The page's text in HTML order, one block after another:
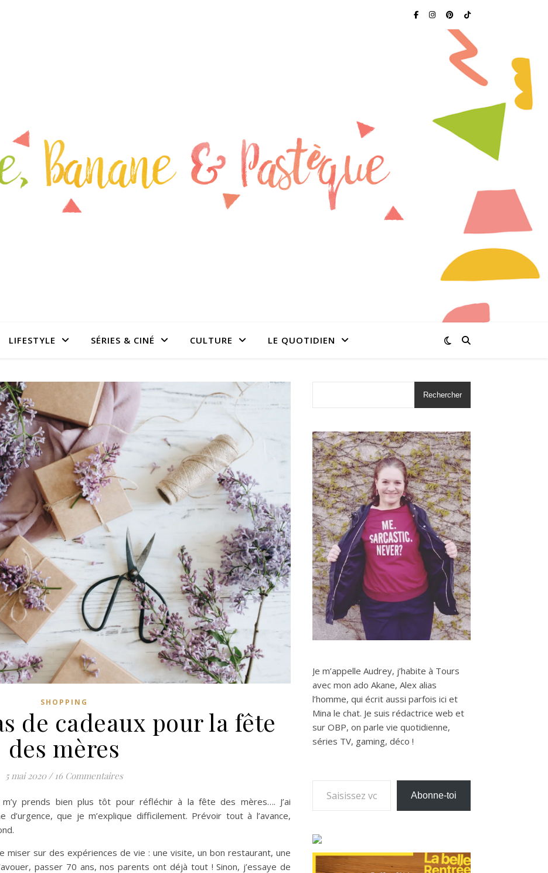
LIFESTYLE SÉRIES & CINÉ CULTURE LE QUOTIDIEN
SHOPPING
de cadeaux pour la fête
des mères
5 mai 2020 / 16 Commentaires
prends bien plus tôt pour réfléchir à la fête des mères…. J’ai
d’urgence, que je m’explique difficilement. Prévoir tout à l’avance,
miser sur des expériences de vie : une visite, un bon restaurant, une
passer 70 ans, nos parents ont déjà tout ! Sinon, j’essaye de
Rechercher
Je m’appelle Audrey, j’habite à Tours
avec mon ado Akane, Alex alias
l’homme, qui écrit aussi parfois ici et
Mina le chat. Je suis rédactrice web et
sur OBP, on parle vie quotidienne,
séries TV, gaming, déco !
Saisissez votre adresse e-mail…
Abonne-toi